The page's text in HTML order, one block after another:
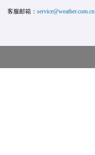
客服邮箱： service@weather.com.cn